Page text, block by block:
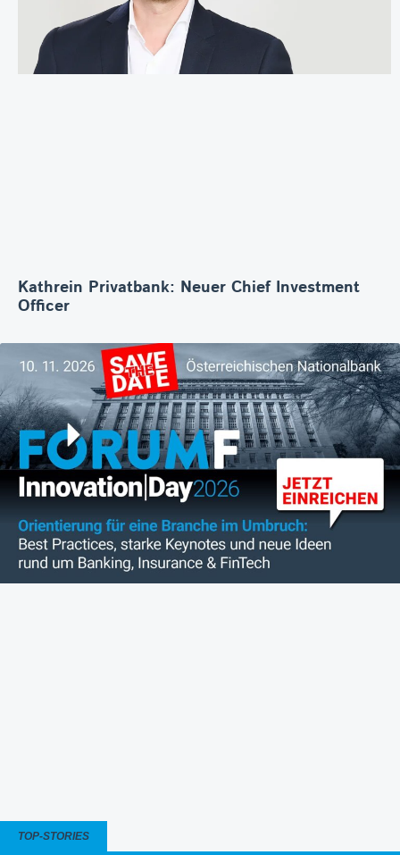
Kathrein Privatbank: Neuer Chief Investment
Officer
TOP-STORIES